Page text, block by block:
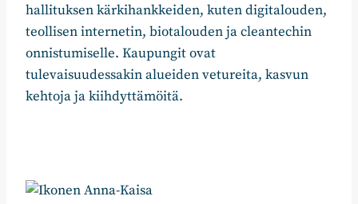
hallituksen kärkihankkeiden, kuten digitalouden,
teollisen internetin, biotalouden ja cleantechin
onnistumiselle. Kaupungit ovat
tulevaisuudessakin alueiden vetureita, kasvun
kehtoja ja kiihdyttämöitä.